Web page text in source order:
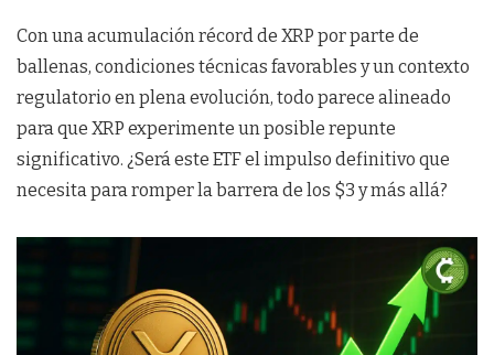
Con una acumulación récord de XRP por parte de
ballenas, condiciones técnicas favorables y un contexto
regulatorio en plena evolución, todo parece alineado
para que XRP experimente un posible repunte
significativo. ¿Será este ETF el impulso definitivo que
necesita para romper la barrera de los $3 y más allá?